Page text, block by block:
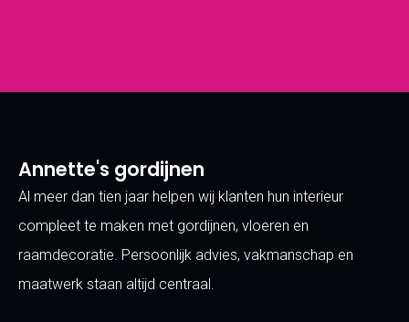
Annette's gordijnen
Al meer dan tien jaar helpen wij klanten hun interieur
compleet te maken met gordijnen, vloeren en
raamdecoratie. Persoonlijk advies, vakmanschap en
maatwerk staan altijd centraal.